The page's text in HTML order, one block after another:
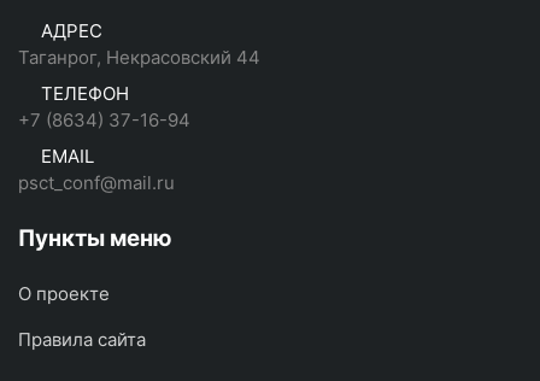
АДРЕС
Таганрог, Некрасовский 44
ТЕЛЕФОН
+7 (8634) 37-16-94
EMAIL
psct_conf@mail.ru
Пункты меню
О проекте
Правила сайта